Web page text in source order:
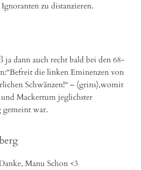
zu distanzieren.
ja dann auch recht bald bei den 68-
die linken Eminenzen von
Schwänzen!“ – (grins),womit
Mackertum jeglichster
gemeint war.
Manu Schon <3